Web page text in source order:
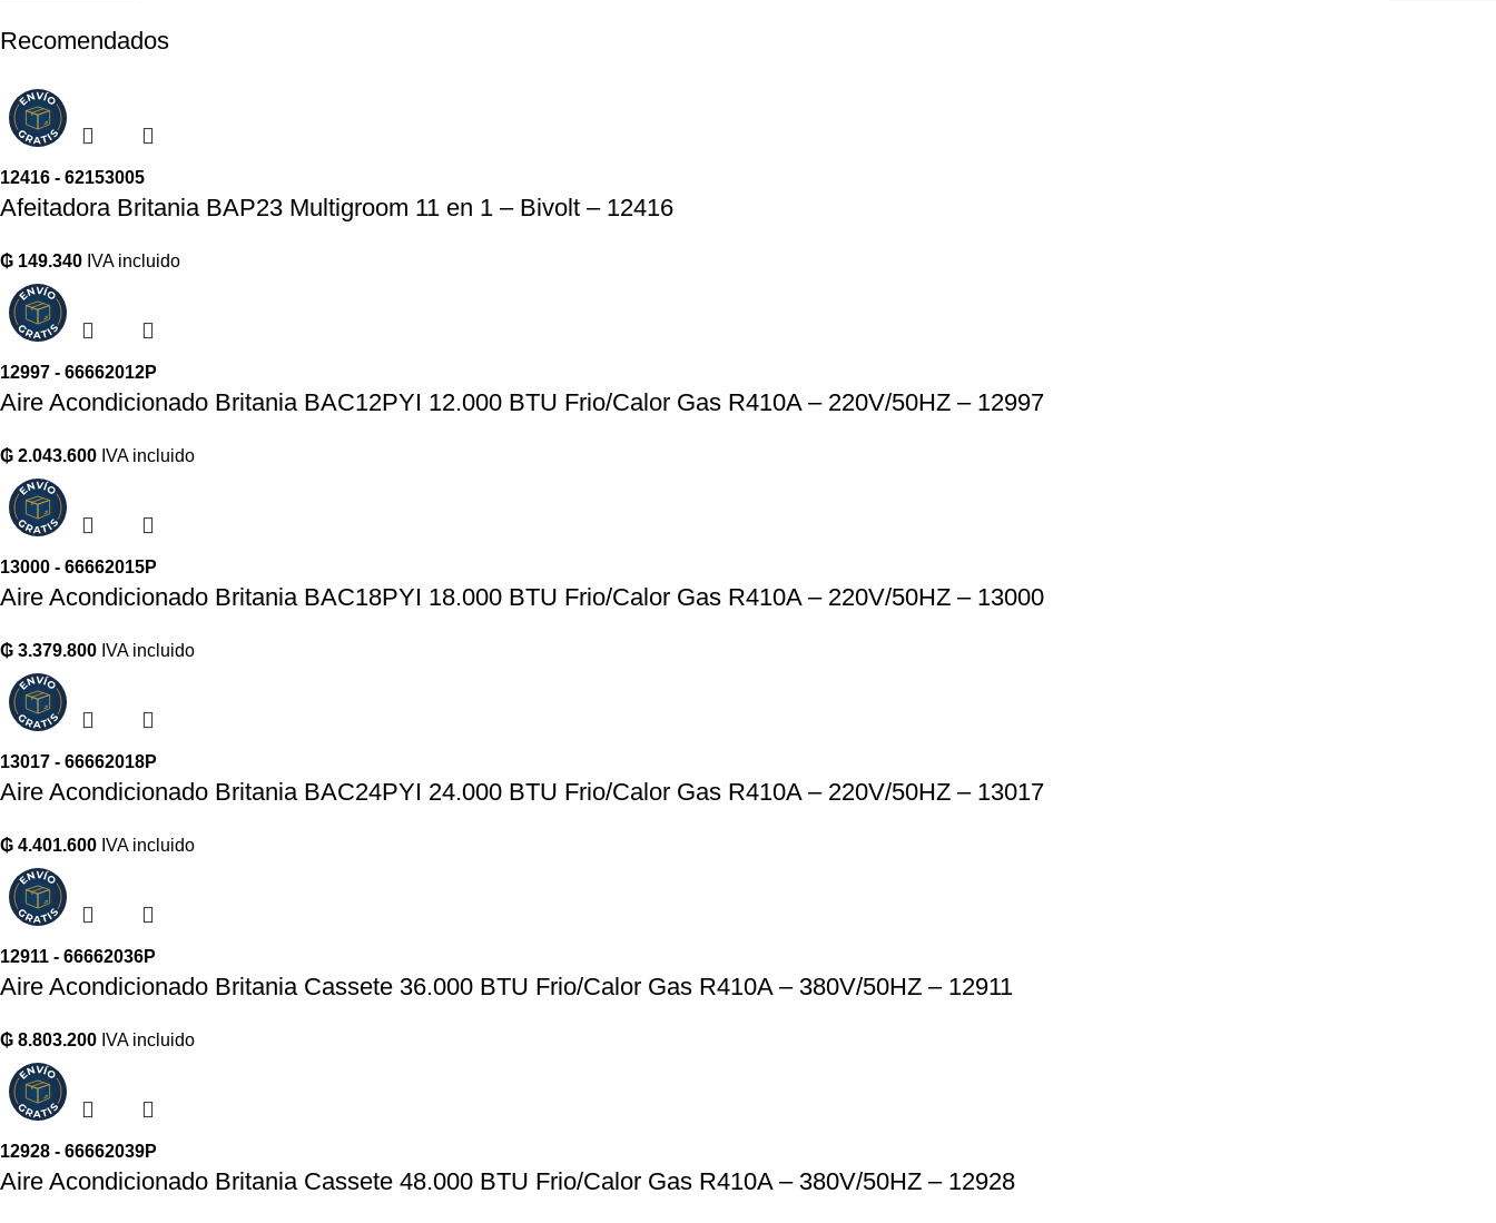
Recomendados
12416 - 62153005
Afeitadora Britania BAP23 Multigroom 11 en 1 – Bivolt – 12416
₲ 149.340 IVA incluido
12997 - 66662012P
Aire Acondicionado Britania BAC12PYI 12.000 BTU Frio/Calor Gas R410A – 220V/50HZ – 12997
₲ 2.043.600 IVA incluido
13000 - 66662015P
Aire Acondicionado Britania BAC18PYI 18.000 BTU Frio/Calor Gas R410A – 220V/50HZ – 13000
₲ 3.379.800 IVA incluido
13017 - 66662018P
Aire Acondicionado Britania BAC24PYI 24.000 BTU Frio/Calor Gas R410A – 220V/50HZ – 13017
₲ 4.401.600 IVA incluido
12911 - 66662036P
Aire Acondicionado Britania Cassete 36.000 BTU Frio/Calor Gas R410A – 380V/50HZ – 12911
₲ 8.803.200 IVA incluido
12928 - 66662039P
Aire Acondicionado Britania Cassete 48.000 BTU Frio/Calor Gas R410A – 380V/50HZ – 12928